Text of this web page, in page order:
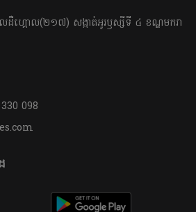
ដឺហ្គោល(២១៧) សង្កាត់អូរឫស្សីទី ៤ ខណ្ឌមករា
098